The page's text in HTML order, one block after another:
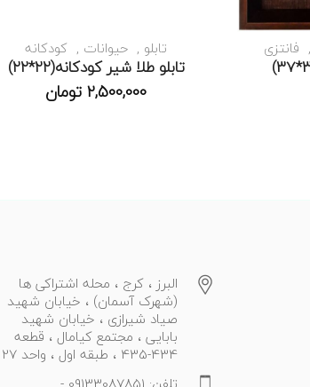
فانتزی تابلو حیوانات کودکانه
تابلو طلا شیر کودکانه(۲۲*۲۲)
2,500,000 تومان
البرز ، کرج ، محله اشتراکی ها
(شهرک آسمان) ، خیابان شهید
صیاد شیرازی ، خیابان شهید
بابایی ، مجتمع کیامال ، قطعه
434-435 ، طبقه اول ، واحد 27